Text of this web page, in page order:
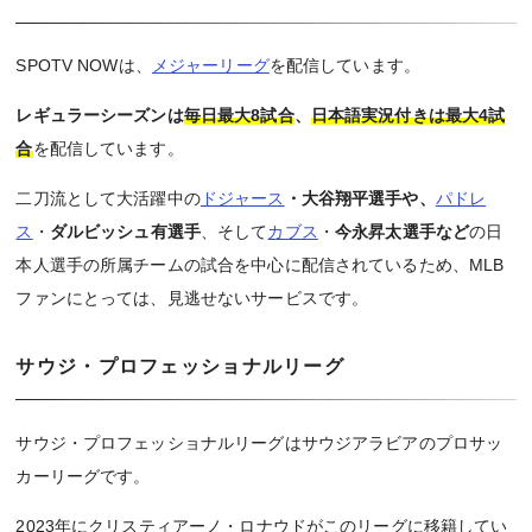
SPOTV NOWは、 メジャーリーグを配信しています。
レギュラーシーズンは毎日最大8試合、 日本語実況付きは最大4試
合を配信しています。
二刀流として大活躍中のドジャース ・大谷翔平選手や、 パドレ
ス ・ ダルビッシュ有選手、そしてカブス ・ 今永昇太選手などの日
本人選手の所属チームの試合を中心に配信されているため、MLB
ファンにとっては、見逃せないサービスです。
サウジ・プロフェッショナルリーグ
サウジ・プロフェッショナルリーグはサウジアラビアのプロサッ
カーリーグです。
2023年にクリスティアーノ・ロナウドがこのリーグに移籍してい